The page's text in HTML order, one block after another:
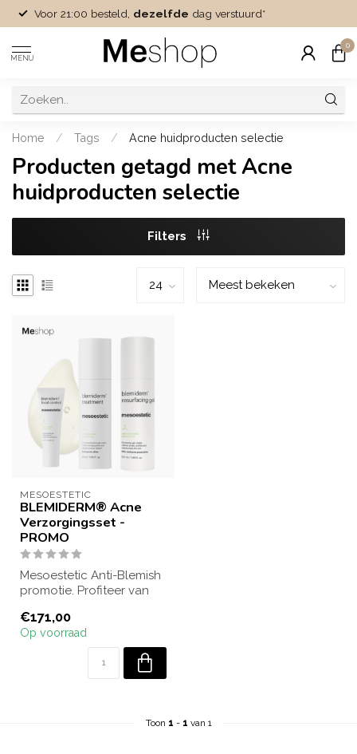
Voor 21:00 besteld, dezelfde dag verstuurd*
MENU
0
Home / Tags / Acne huidproducten selectie
Producten getagd met Acne
huidproducten selectie
Filters
MESOESTETIC
BLEMIDERM® Acne
Verzorgingsset -
PROMO
Mesoestetic Anti-Blemish
promotie. Profiteer van
aankoop v...
€171,00
Op voorraad
Toon 1 - 1 van 1